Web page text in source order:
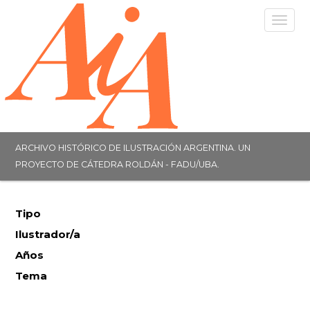
ARCHIVO HISTÓRICO DE ILUSTRACIÓN ARGENTINA. UN
PROYECTO DE CÁTEDRA ROLDÁN - FADU/UBA.
Tipo
Ilustrador/a
Años
Tema